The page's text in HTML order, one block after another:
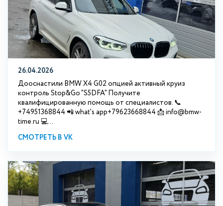
26.04.2026
Дооснастили BMW X4 G02 опцией активный круиз
контроль Stop&Go "S5DFA" Получите
квалифицированную помощь от специалистов. 📞
+74951368844 📲 what's app+79623668844 📩 info@bmw-
time.ru 💻...
СМОТРЕТЬ В VK